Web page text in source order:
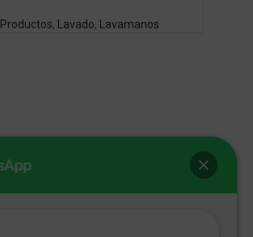
Productos, Lavado, Lavamanos